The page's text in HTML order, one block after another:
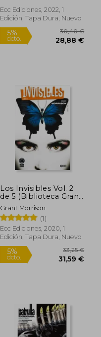
Ecc Ediciones, 2022, 1
Edición, Tapa Dura, Nuevo
5%
Los Invisibles Vol. 2
de 5 (Biblioteca Grant
Morrison)
Grant Morrison
(1)
Ecc Ediciones, 2020, 1
Edición, Tapa Dura, Nuevo